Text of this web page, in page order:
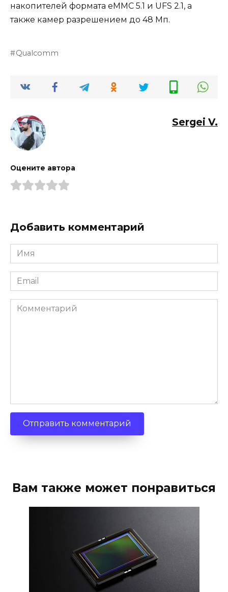
накопителей формата eMMC 5.1 и UFS 2.1, а
также камер разрешением до 48 Мп.
Qualcomm
Sergei V.
Оцените автора
Добавить комментарий
Имя
*
Email
*
Комментарий
Вам также может понравиться